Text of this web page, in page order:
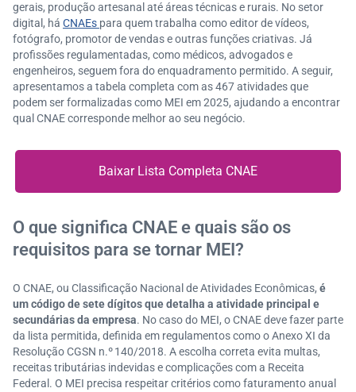
gerais, produção artesanal até áreas técnicas e rurais. No setor
digital, há CNAEs para quem trabalha como editor de vídeos,
fotógrafo, promotor de vendas e outras funções criativas. Já
profissões regulamentadas, como médicos, advogados e
engenheiros, seguem fora do enquadramento permitido. A seguir,
apresentamos a tabela completa com as 467 atividades que
podem ser formalizadas como MEI em 2025, ajudando a encontrar
qual CNAE corresponde melhor ao seu negócio.
Baixar Lista Completa CNAE
O que significa CNAE e quais são os
requisitos para se tornar MEI?
O CNAE, ou Classificação Nacional de Atividades Econômicas, é
um código de sete dígitos que detalha a atividade principal e
secundárias da empresa. No caso do MEI, o CNAE deve fazer parte
da lista permitida, definida em regulamentos como o Anexo XI da
Resolução CGSN n.º 140/2018. A escolha correta evita multas,
receitas tributárias indevidas e complicações com a Receita
Federal. O MEI precisa respeitar critérios como faturamento anual